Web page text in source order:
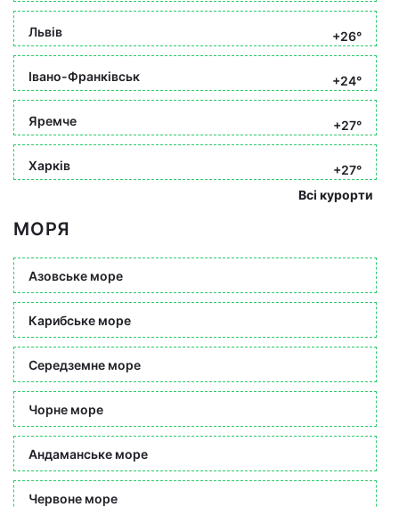
Львів +26°
Івано-Франківськ +24°
Яремче +27°
Харків
+27°
Всі курорти
МОРЯ
Азовське море
Карибське море
Середземне море
Чорне море
Андаманське море
Червоне море